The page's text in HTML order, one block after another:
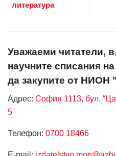
литература
Уважаеми читатели,
научните списания
да закупите от НИОН
Адрес: София 1113, бул.
5
Телефон: 0700 18466